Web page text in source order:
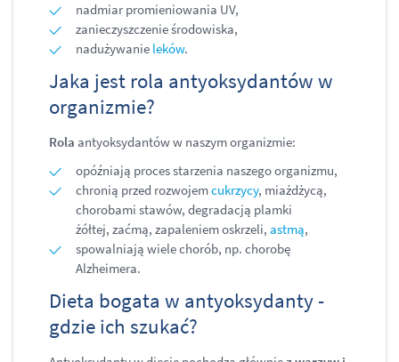
nadmiar promieniowania UV,
zanieczyszczenie środowiska,
nadużywanie leków.
Jaka jest rola antyoksydantów w
organizmie?
Rola antyoksydantów w naszym organizmie:
opóźniają proces starzenia naszego organizmu,
chronią przed rozwojemcukrzycy, miażdżycą,
chorobami stawów, degradacją plamki
żółtej, zaćmą, zapaleniem oskrzeli, astmą,
spowalniają wiele chorób, np. chorobę
Alzheimera.
Dieta bogata w antyoksydanty -
gdzie ich szukać?